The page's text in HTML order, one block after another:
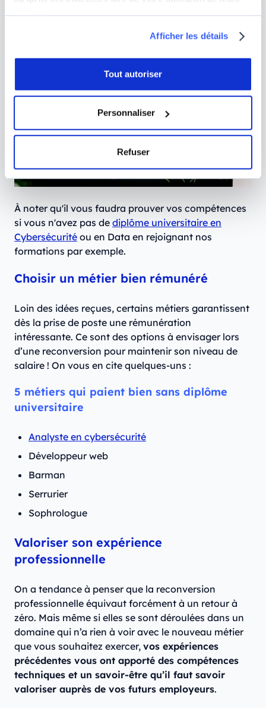
Afficher les détails
Tout autoriser
Personnaliser
Refuser
À noter qu'il vous faudra prouver vos compétences
si vous n'avez pas de diplôme universitaire en
Cybersécurité ou en Data en rejoignant nos
formations par exemple.
Choisir un métier bien rémunéré
Loin des idées reçues, certains métiers garantissent
dès la prise de poste une rémunération
intéressante. Ce sont des options à envisager lors
d’une reconversion pour maintenir son niveau de
salaire ! On vous en cite quelques-uns :
5 métiers qui paient bien sans diplôme
universitaire
Analyste en cybersécurité
Développeur web
Barman
Serrurier
Sophrologue
Valoriser son expérience
professionnelle
On a tendance à penser que la reconversion
professionnelle équivaut forcément à un retour à
zéro. Mais même si elles se sont déroulées dans un
domaine qui n’a rien à voir avec le nouveau métier
que vous souhaitez exercer, vos expériences
précédentes vous ont apporté des compétences
techniques et un savoir-être qu’il faut savoir
valoriser auprès de vos futurs employeurs.